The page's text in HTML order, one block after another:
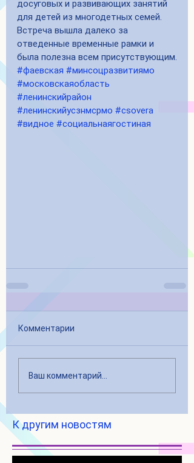
досуговых и развивающих занятий
для детей из многодетных семей.
Встреча вышла далеко за
отведенные временные рамки и
была полезна всем присутствующим.
#фаевская #минсоцразвитиямо
#московскаяобласть
#ленинскийрайон
#ленинскийусзнмсрмо #csovera
#видное #социальнаягостиная
Комментарии
Ваш комментарий...
К другим новостям